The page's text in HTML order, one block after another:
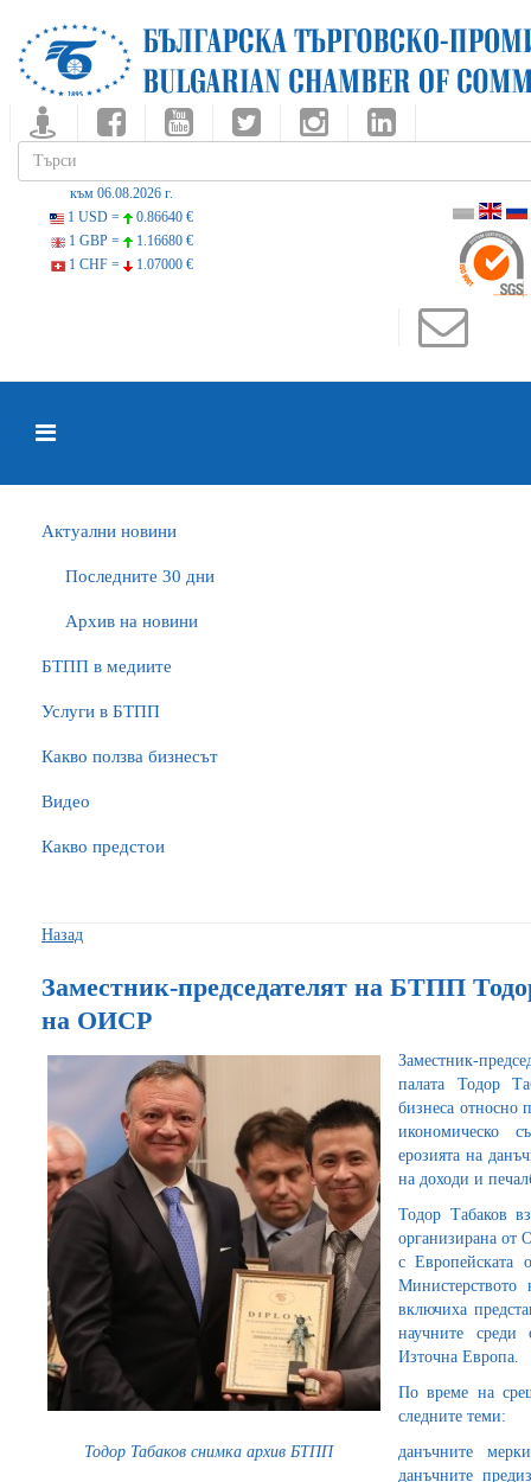
към 06.08.2026 г.
1 USD =
0.86640 €
1 GBP =
1.16680 €
1 CHF =
1.07000 €
Актуални новини
Последните 30 дни
Архив на новини
БTПП в медиите
Услуги в БТПП
Какво ползва бизнесът
Видео
Какво предстои
Назад
Заместник-председателят на БТПП
на ОИСР
Тодор Табаков снимка архив БТПП
Заместник-
палата Тодор
бизнеса относно
икономическо
ерозията на
на доходи и
Тодор Табаков
организирана от
с Европейската
включиха
научните
Източна Европа.
По време на
следните теми:
данъчните
данъчните